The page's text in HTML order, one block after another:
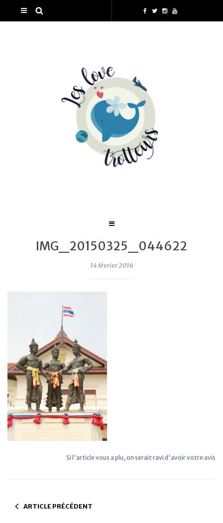
IMG_20150325_044622
14 février 2016
Si l'article vous a plu, on serait ravi d'avoir votre avis
ARTICLE PRÉCÉDENT